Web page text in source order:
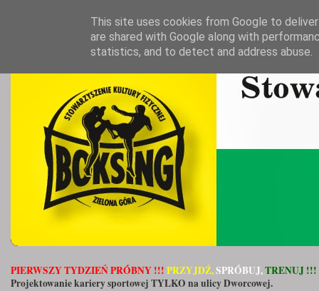
PIERWSZY TYDZIEŃ PRÓBNY !!! PRZYJDŹ,SPRÓBUJ,TRENUJ !!!
Projektowanie kariery sportowej TYLKO na ulicy Dworcowej.
This site uses cookies from Google to
are shared with Google along with
statistics, and to detect and address abuse.